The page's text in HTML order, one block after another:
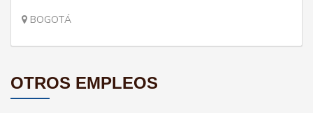
BOGOTÁ
OTROS EMPLEOS